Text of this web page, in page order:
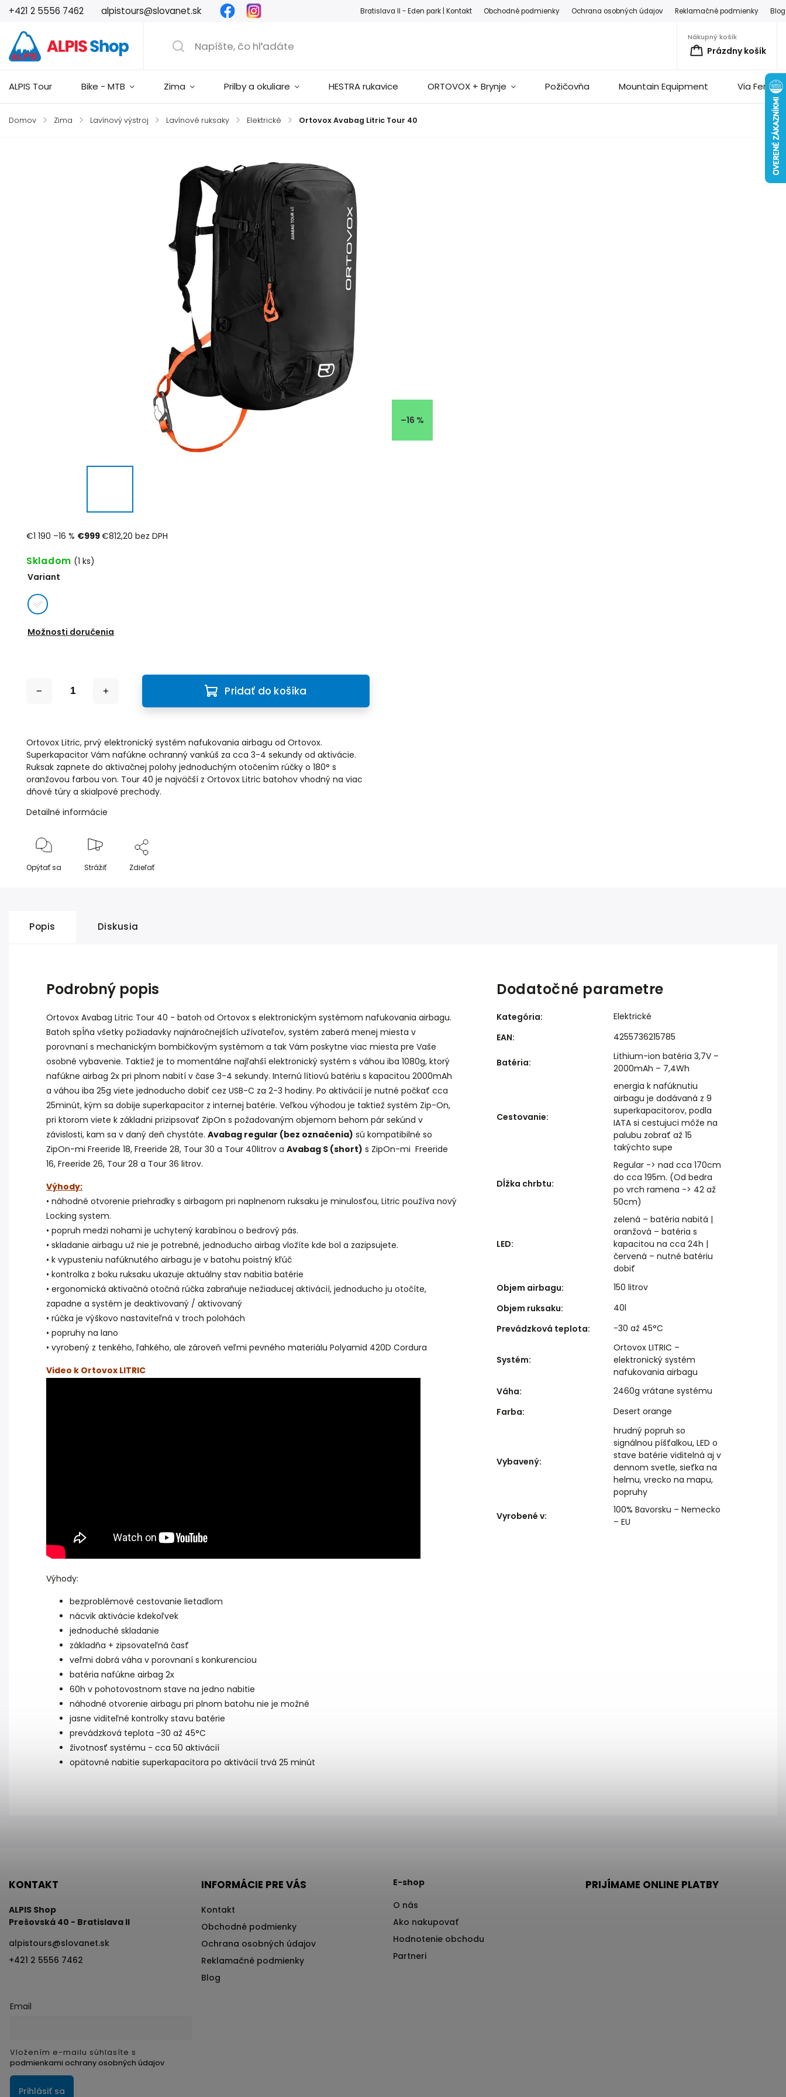
+421 2 5556 7462 alpistours@slovanet.sk Facebook Bratislava II - Eden park |Kontakt Obchodné podmienky Ochrana osobných údajov Reklamačné podmienky Blog
Nákupný košík
Prázdny košík
ALPIS Tour Bike - MTB Zima Prilby a okuliare HESTRA rukavice ORTOVOX + Brynje Požičovňa Mountain Equipment Via Ferrata
Domov / Zima / Lavínový výstroj / Lavínové ruksaky / Elektrické / Ortovox Avabag Litric Tour 40
–16 %
€1 190 –16 % €999€812,20 bez DPH
Skladom (1 ks)
Variant
Možnosti doručenia
Pridať do košíka
Ortovox Litric, prvý elektronický systém nafukovania airbagu od Ortovox.
Superkapacitor Vám nafúkne ochranný vankúš za cca 3-4 sekundy od aktivácie.
Ruksak zapnete do aktivačnej polohy jednoduchým otočením rúčky o 180° s
oranžovou farbou von. Tour 40 je najväčší z Ortovox Litric batohov vhodný na viac
dňové túry a skialpové prechody.
Detailné informácie
Opýtať sa Strážiť Zdieľať
Popis Diskusia
Podrobný popis
Ortovox Avabag Litric Tour 40 - batoh od Ortovox s elektronickým systémom nafukovania airbagu.
Batoh spĺňa všetky požiadavky najnáročnejších užívateľov, systém zaberá menej miesta v
porovnaní s mechanickým bombičkovým systémom a tak Vám poskytne viac miesta pre Vaše
osobné vybavenie. Taktiež je to momentálne najľahší elektronický systém s váhou iba 1080g, ktorý
nafúkne airbag 2x pri plnom nabití v čase 3-4 sekundy. Internú lítiovú batériu s kapacitou 2000mAh
a váhou iba 25g viete jednoducho dobiť cez USB-C za 2-3 hodiny. Po aktivácií je nutné počkať cca
25minút, kým sa dobije superkapacitor z internej batérie. Veľkou výhodou je taktiež systém Zip-On,
pri ktorom viete k základni prizipsovať ZipOn s požadovaným objemom behom pár sekúnd v
závislosti, kam sa v daný deň chystáte. Avabag regular (bez označenia) sú kompatibilné so
ZipOn-mi Freeride 18, Freeride 28, Tour 30 a Tour 40litrov a Avabag S (short) s ZipOn-mi Freeride
16, Freeride 26, Tour 28 a Tour 36 litrov.
Výhody:
• náhodné otvorenie priehradky s airbagom pri naplnenom ruksaku je minulosťou, Litric používa nový
Locking system.
• popruh medzi nohami je uchytený karabínou o bedrový pás.
• skladanie airbagu už nie je potrebné, jednoducho airbag vložíte kde bol a zazipsujete.
• k vypusteniu nafúknutého airbagu je v batohu poistný kľúč
• kontrolka z boku ruksaku ukazuje aktuálny stav nabitia batérie
• ergonomická aktivačná otočná rúčka zabraňuje nežiaducej aktivácií, jednoducho ju otočíte,
zapadne a systém je deaktivovaný / aktivovaný
• rúčka je výškovo nastaviteľná v troch polohách
• popruhy na lano
• vyrobený z tenkého, ľahkého, ale zároveň veľmi pevného materiálu Polyamid 420D Cordura
Video k Ortovox LITRIC
Výhody:
bezproblémové cestovanie lietadlom
nácvik aktivácie kdekoľvek
jednoduché skladanie
základňa + zipsovateľná časť
veľmi dobrá váha v porovnaní s konkurenciou
batéria nafúkne airbag 2x
60h v pohotovostnom stave na jedno nabitie
náhodné otvorenie airbagu pri plnom batohu nie je možné
jasne viditeľné kontrolky stavu batérie
prevádzková teplota -30 až 45°C
životnosť systému - cca 50 aktivácií
opätovné nabitie superkapacitora po aktivácií trvá 25 minút
Dodatočné parametre
Kategória:
Elektrické
EAN: 4255736215785
Batéria:
Lithium-ion batéria 3,7V –
2000mAh – 7,4Wh
Cestovanie:
energia k nafúknutiu
airbagu je dodávaná z 9
superkapacitorov, podla
IATA si cestujuci môže na
palubu zobrať až 15
takýchto supe
Dĺžka chrbtu:
Regular -> nad cca 170cm
do cca 195m. (Od bedra
po vrch ramena -> 42 až
50cm)
LED:
zelená – batéria nabitá |
oranžová – batéria s
kapacitou na cca 24h |
červená – nutné batériu
dobiť
Objem airbagu:
150 litrov
Objem ruksaku:
40l
Prevádzková teplota: -30 až 45°C
Systém:
Ortovox LITRIC –
elektronický systém
nafukovania airbagu
Váha:
2460g vrátane systému
Farba: Desert orange
Vybavený:
hrudný popruh so
signálnou píšťalkou, LED o
stave batérie viditelná aj v
dennom svetle, sieťka na
helmu, vrecko na mapu,
popruhy
Vyrobené v:
100% Bavorsku – Nemecko
– EU
KONTAKT
ALPIS Shop
Prešovská 40 - Bratislava II
alpistours@slovanet.sk
+421 2 5556 7462
INFORMÁCIE PRE VÁS
Kontakt
Obchodné podmienky
Ochrana osobných údajov
Reklamačné podmienky
Blog
E-shop
O nás
Ako nakupovať
Hodnotenie obchodu
Partneri
PRIJÍMAME ONLINE PLATBY
Email
Vložením e-mailu súhlasíte s
podmienkami ochrany osobných údajov
Prihlásiť sa